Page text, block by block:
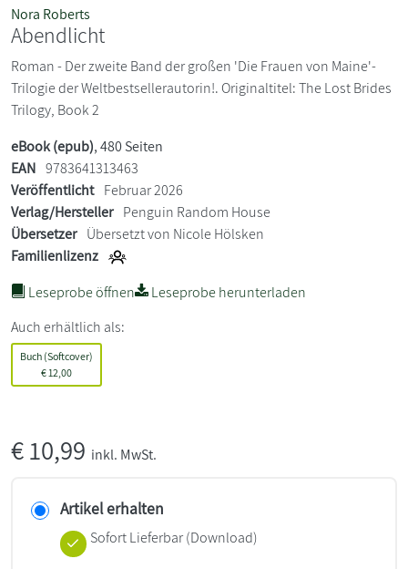
Nora Roberts
Abendlicht
Roman - Der zweite Band der großen 'Die Frauen von Maine'-
Trilogie der Weltbestsellerautorin!. Originaltitel: The Lost Brides
Trilogy, Book 2
eBook (epub), 480 Seiten
EAN 9783641313463
Veröffentlicht Februar 2026
Verlag/Hersteller Penguin Random House
Übersetzer Übersetzt von Nicole Hölsken
Familienlizenz
Leseprobe öffnen
Leseprobe herunterladen
Auch erhältlich als:
Buch (Softcover)
€ 12,00
€10,99 inkl. MwSt.
Artikel erhalten
Sofort Lieferbar (Download)